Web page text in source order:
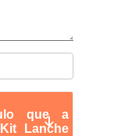
que a
Lanche